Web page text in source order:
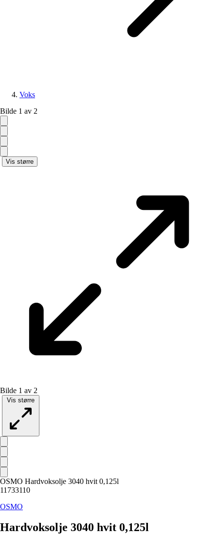
Voks
Bilde 1 av 2
Vis større
Bilde 1 av 2
Vis større
OSMO Hardvoksolje 3040 hvit 0,125l
11733110
OSMO
Hardvoksolje 3040 hvit 0,125l